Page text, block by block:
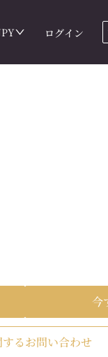
ログイン
今
るお問い合わせ